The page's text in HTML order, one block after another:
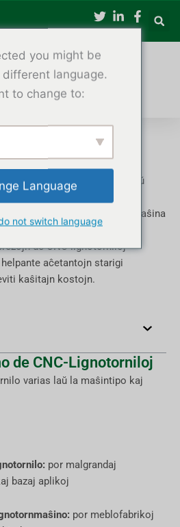
kaj prezo de CNC-
kiujn aĉetantoj faras antaŭ
CNC-lignotornilo?"
pluraj faktoroj, inkluzive de maŝina
kaj adaptigaj postuloj.
de CNC-lignotorniloj
aĉetantojn starigi
kaŝitajn kostojn.
de CNC-Lignotorniloj
varias laŭ la maŝintipo kaj
por malgrandaj
bazaj aplikoj
por meblofabrikoj
you might be
different language.
to change to:
Language
not switch language